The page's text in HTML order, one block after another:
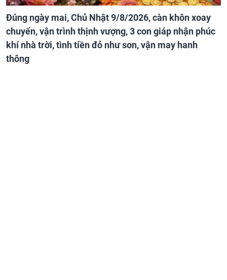
Đúng ngày mai, Chủ Nhật 9/8/2026, càn khôn xoay
chuyển, vận trình thịnh vượng, 3 con giáp nhận phúc
khí nhà trời, tình tiền đỏ như son, vận may hanh
thông